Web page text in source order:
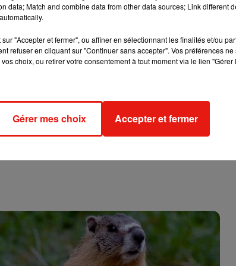
data; Match and combine data from other data sources; Link different
"Accepter et fermer", ou affiner en sélectionnant les finalités et/ou
refuser en cliquant sur "Continuer sans accepter". Vos préférences
choix, ou retirer votre consentement à tout moment via le lien
Gérer mes choix Accepter et fermer